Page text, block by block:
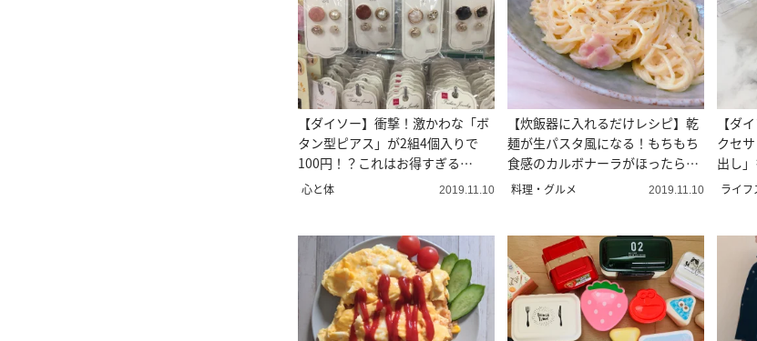
【ダイソー】衝撃！激かわな「ボ
タン型ピアス」が2組4個入りで
100円！？これはお得すぎる
～！！
心と体 2019.11.10
【炊飯器に入れるだけレシピ】乾
麺が生パスタ風になる！もちもち
食感のカルボナーラがほったらか
しで完成
料理・グルメ 2019.11.10
【ダ
クセ
出し
して
ライフ